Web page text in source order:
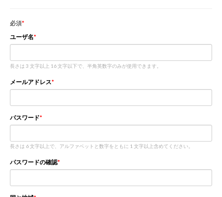
必須
ユーザ名
長さは 3 文字以上 16 文字以下で、半角英数字のみが使用できます。
メールアドレス
パスワード
長さは 6 文字以上で、アルファベットと数字をともに 1 文字以上含めてください。
パスワードの確認